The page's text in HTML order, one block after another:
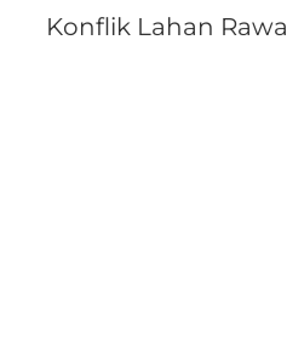
Konflik Lahan